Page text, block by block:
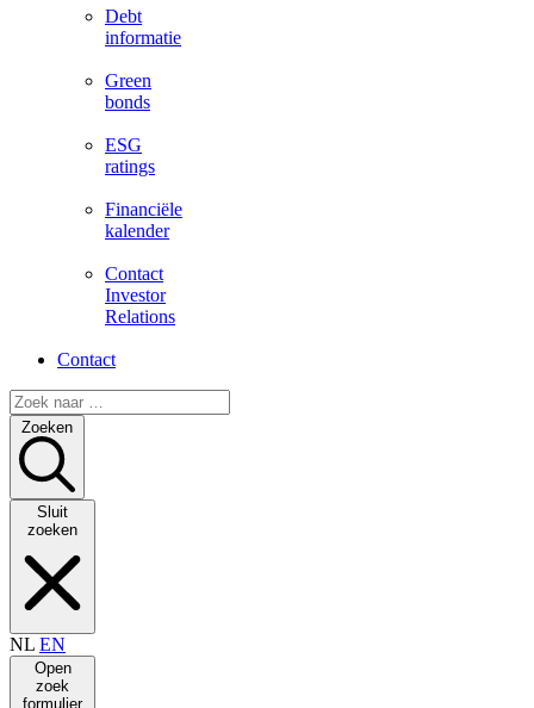
Debt
informatie
Green
bonds
ESG
ratings
Financiële
kalender
Contact
Investor
Relations
Contact
Zoeken
Sluit
zoeken
NL EN
Open
zoek
formulier